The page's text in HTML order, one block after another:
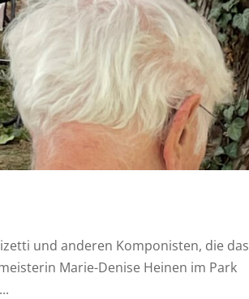
und anderen Komponisten, die das
Marie-Denise Heinen im Park